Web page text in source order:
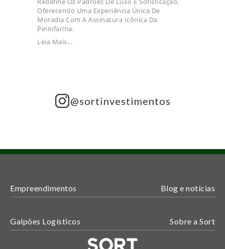
Oferecendo Uma Experiência Única De
Moradia Com A Assinatura Icônica Da
Pininfarina.
Leia Mais...
@sortinvestimentos
Empreendimentos Blog e notícias
Galpões Logísticos Sobre a Sort